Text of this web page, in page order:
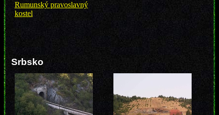
Rumunský pravoslavný
kostel
Srbsko